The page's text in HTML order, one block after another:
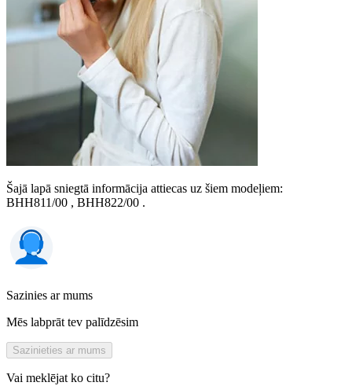
Šajā lapā sniegtā informācija attiecas uz šiem modeļiem:
BHH811/00 , BHH822/00 .
Sazinies ar mums
Mēs labprāt tev palīdzēsim
Sazinieties ar mums
Vai meklējat ko citu?